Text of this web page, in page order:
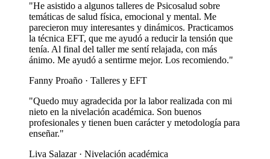
"He asistido a algunos talleres de Psicosalud sobre
temáticas de salud física, emocional y mental. Me
parecieron muy interesantes y dinámicos. Practicamos
la técnica EFT, que me ayudó a reducir la tensión que
tenía. Al final del taller me sentí relajada, con más
ánimo. Me ayudó a sentirme mejor. Los recomiendo."
Fanny Proaño · Talleres y EFT
"Quedo muy agradecida por la labor realizada con mi
nieto en la nivelación académica. Son buenos
profesionales y tienen buen carácter y metodología para
enseñar."
Liva Salazar · Nivelación académica